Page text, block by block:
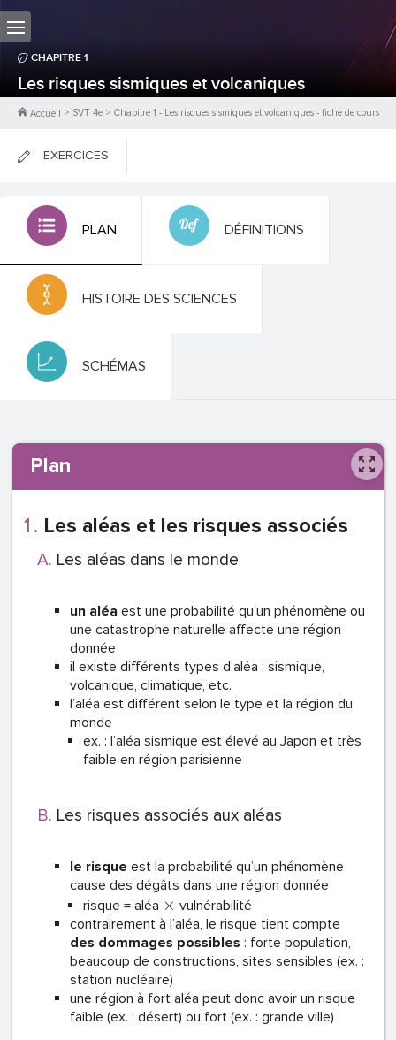
CHAPITRE 1
Les risques sismiques et volcaniques
Accueil > SVT 4e > Chapitre 1 - Les risques sismiques et volcaniques - fiche de cours
EXERCICES
FICHES DE COURS
PLAN DÉFINITIONS
HISTOIRE DES SCIENCES
SCHÉMAS
Plan
Les aléas et les risques associés
Les aléas dans le monde
un aléa est une probabilité qu’un phénomène ou
une catastrophe naturelle affecte une région
donnée
il existe différents types d’aléa : sismique,
volcanique, climatique, etc.
l’aléa est différent selon le type et la région du
monde
ex. : l’aléa sismique est élevé au Japon et très
faible en région parisienne
Les risques associés aux aléas
le risque est la probabilité qu’un phénomène
cause des dégâts dans une région donnée
risque = aléa × vulnérabilité
contrairement à l’aléa, le risque tient compte
des dommages possibles : forte population,
beaucoup de constructions, sites sensibles (ex. :
station nucléaire)
une région à fort aléa peut donc avoir un risque
faible (ex. : désert) ou fort (ex. : grande ville)